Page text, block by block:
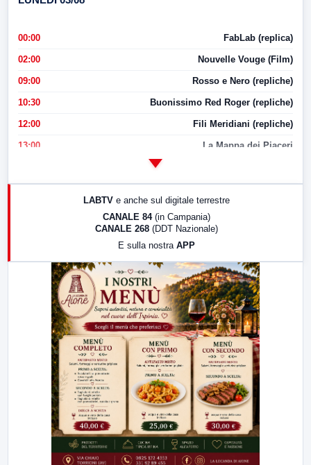
00:00 FabLab (replica)
02:00 Nouvelle Vouge (Film)
09:00 Rosso e Nero (repliche)
10:30 Buonissimo Red Roger (repliche)
12:00 Fili Meridiani (repliche)
13:00 La Mappa dei Piaceri
LabNews (replica)
LABTV e anche sul digitale terrestre
CANALE 84 (in Campania)
CANALE 268 (DDT Nazionale)
E sulla nostra APP